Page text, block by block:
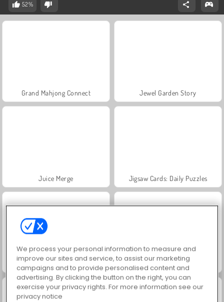
52%
Grand Mahjong Connect Jewel Garden Story
Juice Merge Jigsaw Cards: Daily Puzzles
Mergest Kingdom Royal Pin
We process your personal information to measure and
improve our sites and service, to assist our marketing
campaigns and to provide personalised content and
advertising. By clicking the button on the right, you can
exercise your privacy rights. For more information see our
privacy notice